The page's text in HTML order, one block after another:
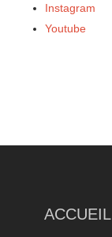
Instagram
Youtube
ACCUEIL